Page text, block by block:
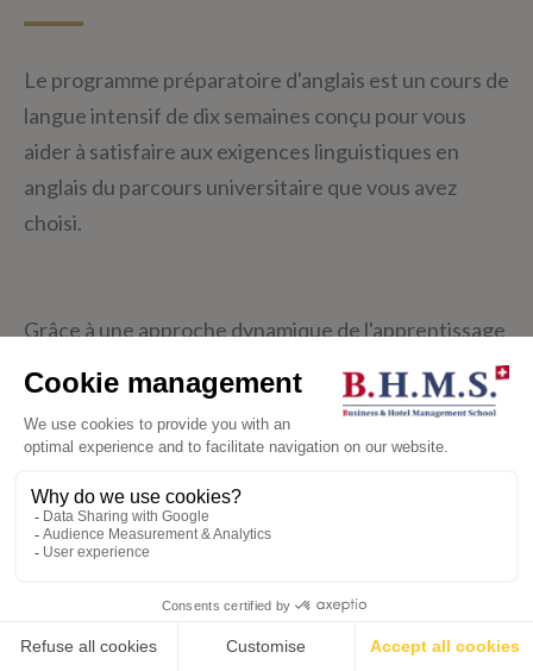
Le programme préparatoire d'anglais est un cours de
langue intensif de dix semaines conçu pour vous
aider à satisfaire aux exigences linguistiques en
anglais du parcours universitaire que vous avez
choisi.
Grâce à une approche dynamique de l'apprentissage
des langues, vous maîtriserez les compétences
essentielles à votre réussite universitaire et
professionnelle, telles que la mise en commun
textes écrits, ainsi que l'expression de votre opinion.
Avec 15 à 20 heures de cours par semaine, du lundi
garantissent un accompagnement personnalisé
adapté à vos besoins spécifiques.